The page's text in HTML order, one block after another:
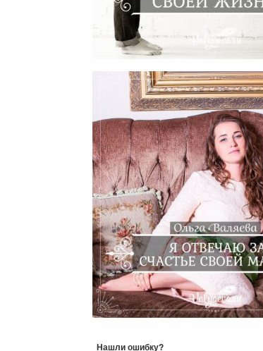
Две Стратегии
Своей
Я Отвечаю За
Мамы
Нашли ошибку?